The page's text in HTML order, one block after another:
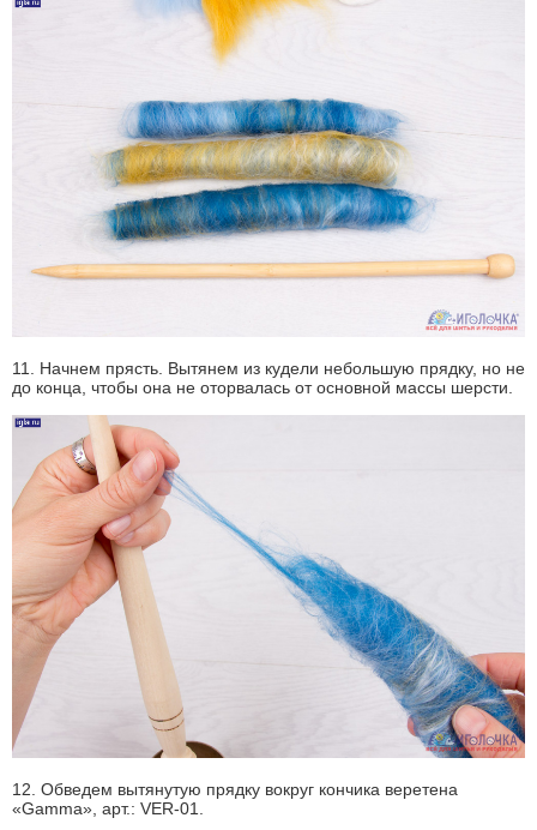
11. Начнем прясть. Вытянем из кудели небольшую прядку, но не
до конца, чтобы она не оторвалась от основной массы шерсти.
12. Обведем вытянутую прядку вокруг кончика веретена
«Gamma», арт.: VER-01.